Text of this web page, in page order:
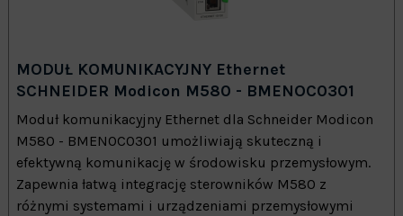
MODUŁ KOMUNIKACYJNY Ethernet
SCHNEIDER Modicon M580 - BMENOC0301
Moduł komunikacyjny Ethernet dla Schneider Modicon
M580 - BMENOC0301 umożliwiają skuteczną i
efektywną komunikację w środowisku przemysłowym.
Zapewnia łatwą integrację sterowników M580 z
różnymi systemami i urządzeniami przemysłowymi